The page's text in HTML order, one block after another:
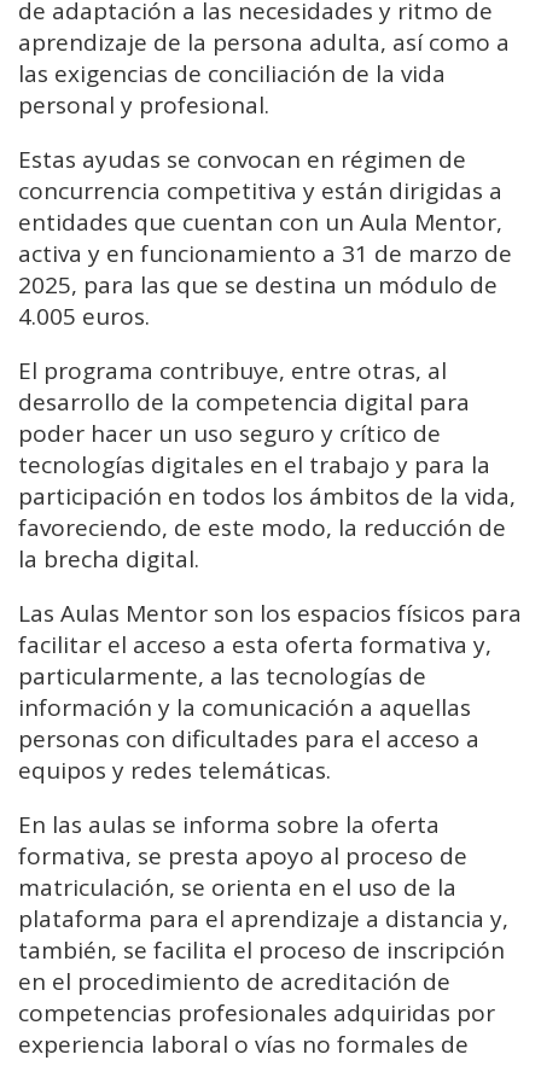
de adaptación a las necesidades y ritmo de
aprendizaje de la persona adulta, así como a
las exigencias de conciliación de la vida
personal y profesional.
Estas ayudas se convocan en régimen de
concurrencia competitiva y están dirigidas a
entidades que cuentan con un Aula Mentor,
activa y en funcionamiento a 31 de marzo de
2025, para las que se destina un módulo de
4.005 euros.
El programa contribuye, entre otras, al
desarrollo de la competencia digital para
poder hacer un uso seguro y crítico de
tecnologías digitales en el trabajo y para la
participación en todos los ámbitos de la vida,
favoreciendo, de este modo, la reducción de
la brecha digital.
Las Aulas Mentor son los espacios físicos para
facilitar el acceso a esta oferta formativa y,
particularmente, a las tecnologías de
información y la comunicación a aquellas
personas con dificultades para el acceso a
equipos y redes telemáticas.
En las aulas se informa sobre la oferta
formativa, se presta apoyo al proceso de
matriculación, se orienta en el uso de la
plataforma para el aprendizaje a distancia y,
también, se facilita el proceso de inscripción
en el procedimiento de acreditación de
competencias profesionales adquiridas por
experiencia laboral o vías no formales de